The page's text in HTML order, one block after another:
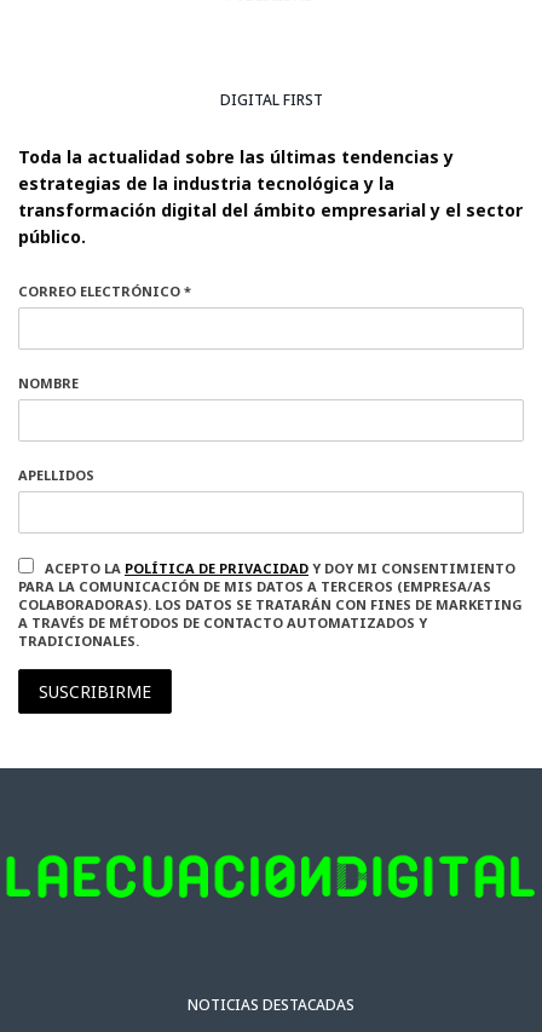
DIGITAL FIRST
Toda la actualidad sobre las últimas tendencias y
estrategias de la industria tecnológica y la
transformación digital del ámbito empresarial y el sector
público.
CORREO ELECTRÓNICO *
NOMBRE
APELLIDOS
ACEPTO LA POLÍTICA DE PRIVACIDAD Y DOY MI CONSENTIMIENTO
PARA LA COMUNICACIÓN DE MIS DATOS A TERCEROS (EMPRESA/AS
COLABORADORAS). LOS DATOS SE TRATARÁN CON FINES DE MARKETING
A TRAVÉS DE MÉTODOS DE CONTACTO AUTOMATIZADOS Y
TRADICIONALES.
SUSCRIBIRME
NOTICIAS DESTACADAS